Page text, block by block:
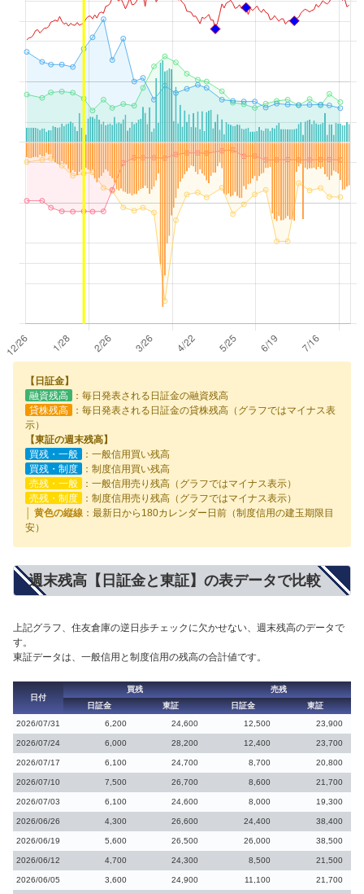
【日証金】
融資残高
：毎日発表される日証金の融資残高
貸株残高
：毎日発表される日証金の貸株残高（グラフではマイナス表
示）
【東証の週末残高】
買残・一般
：一般信用買い残高
買残・制度
：制度信用買い残高
売残・一般
：一般信用売り残高（グラフではマイナス表示）
売残・制度
：制度信用売り残高（グラフではマイナス表示）
│ 黄色の縦線 ：最新日から180カレンダー日前（制度信用の建玉期限目
安）
週末残高【日証金と東証】の表データで比較
上記グラフ、住友倉庫の逆日歩チェックに欠かせない、週末残高のデータで
す。
東証データは、一般信用と制度信用の残高の合計値です。
日付
買残
売残
日証金
東証 日証金
東証
2026/07/31
6,200 24,600 12,500 23,900
2026/07/24 6,000 28,200 12,400 23,700
2026/07/17 6,100 24,700 8,700 20,800
2026/07/10 7,500 26,700 8,600 21,700
2026/07/03 6,100 24,600 8,000 19,300
2026/06/26 4,300 26,600 24,400 38,400
2026/06/19 5,600 26,500 26,000 38,500
2026/06/12 4,700 24,300 8,500 21,500
2026/06/05 3,600 24,900 11,100 21,700